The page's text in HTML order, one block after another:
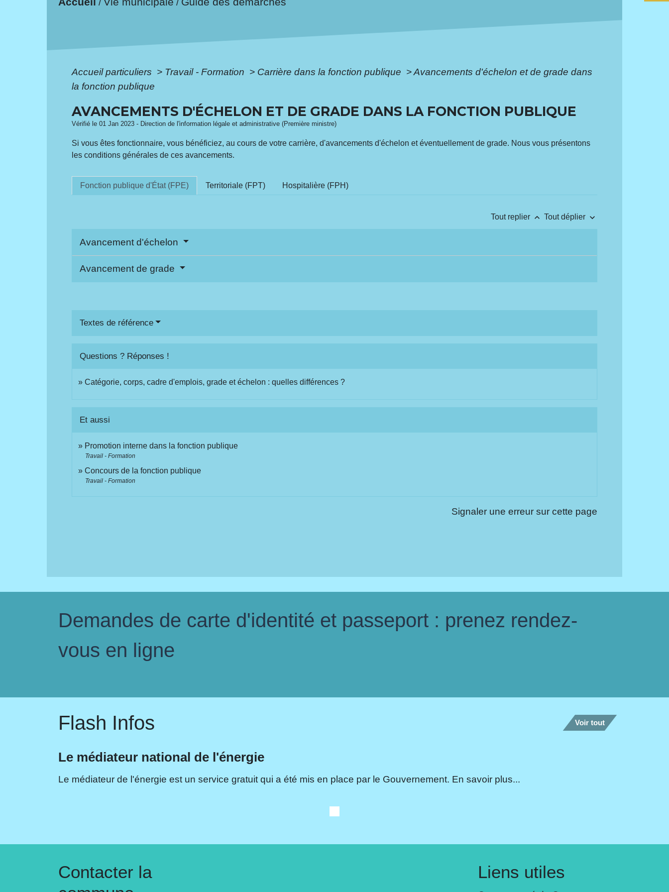
/ /
Accueil particuliers > Travail - Formation > Carrière dans la fonction publique >Avancements d'échelon et de grade dans
la fonction publique
AVANCEMENTS D'ÉCHELON ET DE GRADE DANS LA FONCTION PUBLIQUE
Vérifié le 01 Jan 2023 - Direction de l'information légale et administrative (Première ministre)
Si vous êtes fonctionnaire, vous bénéficiez, au cours de votre carrière, d'avancements d'échelon et éventuellement de grade. Nous vous présentons
les conditions générales de ces avancements.
Fonction publique d'État (FPE) Territoriale (FPT) Hospitalière (FPH)
Tout replier keyboard_arrow_up Tout déplier keyboard_arrow_down
Avancement d'échelon
Avancement de grade
Textes de référence
Questions ? Réponses !
Catégorie, corps, cadre d'emplois, grade et échelon : quelles différences ?
Et aussi
Promotion interne dans la fonction publique
Travail - Formation
Concours de la fonction publique
Travail - Formation
Signaler une erreur sur cette page
Demandes de carte d'identité et passeport : prenez rendez-
vous en ligne
Flash Infos Voir tout
Le médiateur national de l'énergie
Le médiateur de l'énergie est un service gratuit qui a été mis en place par le Gouvernement. En savoir plus...
Contacter la
Liens utiles